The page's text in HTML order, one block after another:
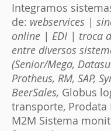
Integramos
de: webservices |
online | EDI | troca
entre diversos
(Senior/Mega,
Protheus, RM, SAP,
BeerSales, Globus
transporte, Prodata
M2M Sistema